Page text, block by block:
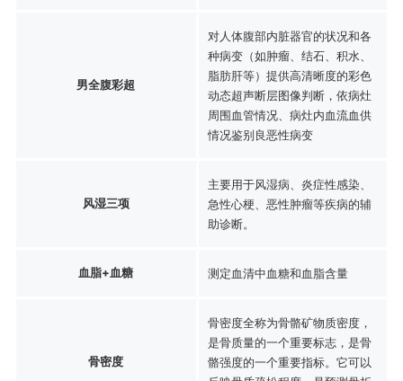
男全腹彩超
对人体腹部内脏器官的状况和各
种病变（如肿瘤、结石、积水、
脂肪肝等）提供高清晰度的彩色
动态超声断层图像判断，依病灶
周围血管情况、病灶内血流血供
情况鉴别良恶性病变
风湿三项
主要用于风湿病、炎症性感染、
急性心梗、恶性肿瘤等疾病的辅
助诊断。
血脂+血糖 测定血清中血糖和血脂含量
骨密度
骨密度全称为骨骼矿物质密度，
是骨质量的一个重要标志，是骨
骼强度的一个重要指标。它可以